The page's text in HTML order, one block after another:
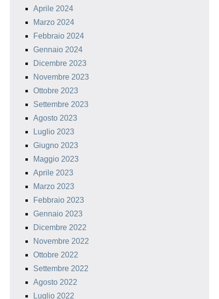
Aprile 2024
Marzo 2024
Febbraio 2024
Gennaio 2024
Dicembre 2023
Novembre 2023
Ottobre 2023
Settembre 2023
Agosto 2023
Luglio 2023
Giugno 2023
Maggio 2023
Aprile 2023
Marzo 2023
Febbraio 2023
Gennaio 2023
Dicembre 2022
Novembre 2022
Ottobre 2022
Settembre 2022
Agosto 2022
Luglio 2022